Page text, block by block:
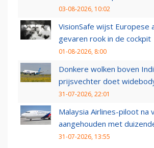
03-08-2026, 10:02
VisionSafe wijst Europese
gevaren rook in de cockpit
01-08-2026, 8:00
Donkere wolken boven
prijsvechter doet
31-07-2026, 22:01
Malaysia Airlines-piloot na
aangehouden met
31-07-2026, 13:55